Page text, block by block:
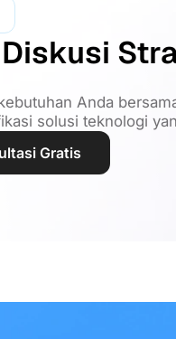
Anda
solusi teknologi
Gratis